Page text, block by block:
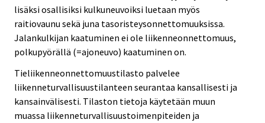
lisäksi osallisiksi kulkuneuvoiksi luetaan myös
raitiovaunu sekä juna tasoristeysonnettomuuksissa.
Jalankulkijan kaatuminen ei ole liikenneonnettomuus,
polkupyörällä (=ajoneuvo) kaatuminen on.
Tieliikenneonnettomuustilasto palvelee
liikenneturvallisuustilanteen seurantaa kansallisesti ja
kansainvälisesti. Tilaston tietoja käytetään muun
muassa liikenneturvallisuustoimenpiteiden ja